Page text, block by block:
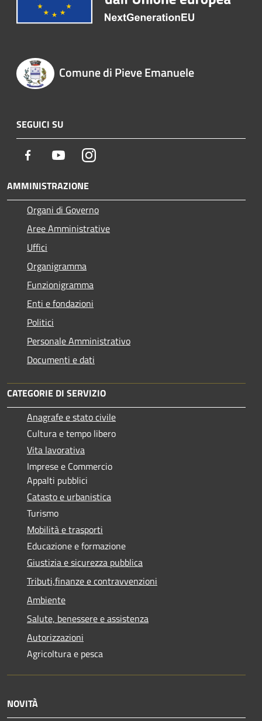
Comune di Pieve Emanuele
SEGUICI SU
Facebook YoutubeInstagram
AMMINISTRAZIONE
Organi di Governo
Aree Amministrative
Uffici
Organigramma
Funzionigramma
Enti e fondazioni
Politici
Personale Amministrativo
Documenti e dati
CATEGORIE DI SERVIZIO
Anagrafe e stato civile
Cultura e tempo libero
Vita lavorativa
Imprese e Commercio
Appalti pubblici
Catasto e urbanistica
Turismo
Mobilità e trasporti
Educazione e formazione
Giustizia e sicurezza pubblica
Tributi,finanze e contravvenzioni
Ambiente
Salute, benessere e assistenza
Autorizzazioni
Agricoltura e pesca
NOVITÀ